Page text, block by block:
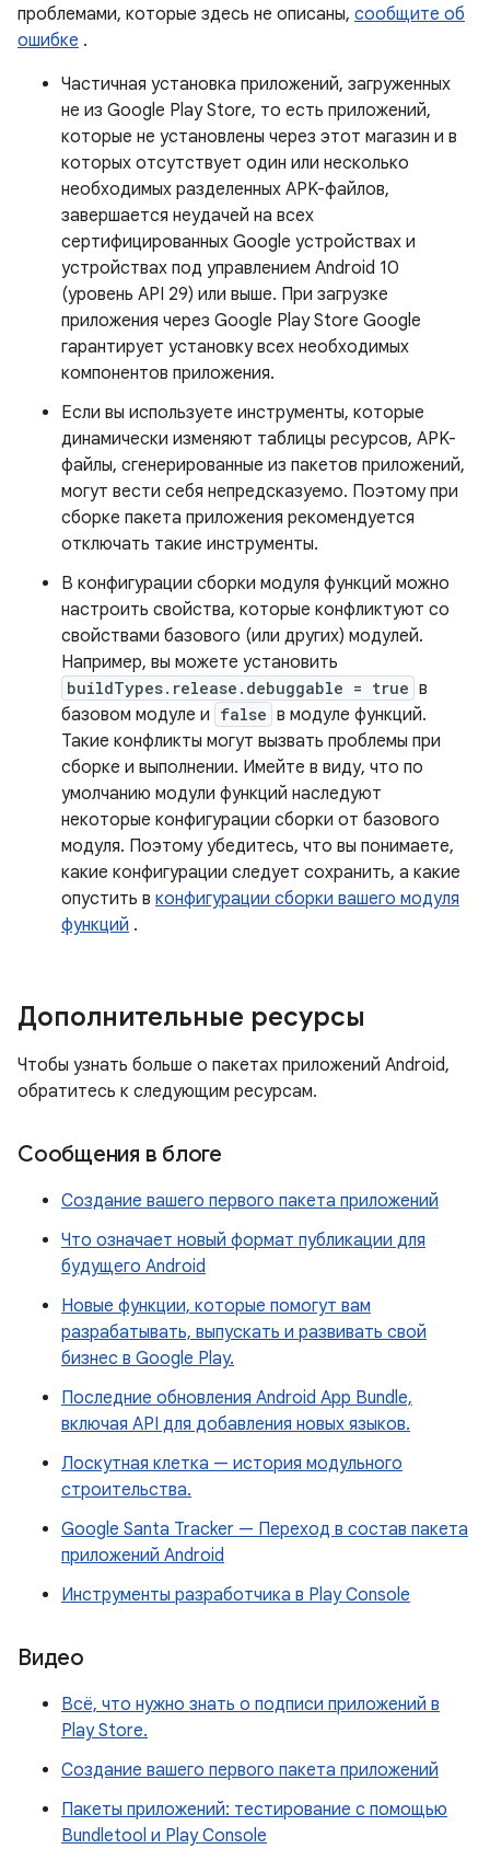
проблемами, которые здесь не описаны, сообщите об
ошибке .
Частичная установка приложений, загруженных
не из Google Play Store, то есть приложений,
которые не установлены через этот магазин и в
которых отсутствует один или несколько
необходимых разделенных APK-файлов,
завершается неудачей на всех
сертифицированных Google устройствах и
устройствах под управлением Android 10
(уровень API 29) или выше. При загрузке
приложения через Google Play Store Google
гарантирует установку всех необходимых
компонентов приложения.
Если вы используете инструменты, которые
динамически изменяют таблицы ресурсов, APK-
файлы, сгенерированные из пакетов приложений,
могут вести себя непредсказуемо. Поэтому при
сборке пакета приложения рекомендуется
отключать такие инструменты.
В конфигурации сборки модуля функций можно
настроить свойства, которые конфликтуют со
свойствами базового (или других) модулей.
Например, вы можете установить
buildTypes.release.debuggable = true в
базовом модуле и false в модуле функций.
Такие конфликты могут вызвать проблемы при
сборке и выполнении. Имейте в виду, что по
умолчанию модули функций наследуют
некоторые конфигурации сборки от базового
модуля. Поэтому убедитесь, что вы понимаете,
какие конфигурации следует сохранить, а какие
опустить в конфигурации сборки вашего модуля
функций .
Дополнительные ресурсы
Чтобы узнать больше о пакетах приложений Android,
обратитесь к следующим ресурсам.
Сообщения в блоге
Создание вашего первого пакета приложений
Что означает новый формат публикации для
будущего Android
Новые функции, которые помогут вам
разрабатывать, выпускать и развивать свой
бизнес в Google Play.
Последние обновления Android App Bundle,
включая API для добавления новых языков.
Лоскутная клетка — история модульного
строительства.
Google Santa Tracker — Переход в состав пакета
приложений Android
Инструменты разработчика в Play Console
Видео
Всё, что нужно знать о подписи приложений в
Play Store.
Создание вашего первого пакета приложений
Пакеты приложений: тестирование с помощью
Bundletool и Play Console